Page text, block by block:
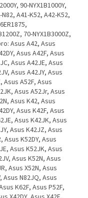
90-NYX1B1000Y,
A41-K52, A42-K52,
70-NYX1B3000Z,
Asus A42, Asus
Asus A42F, Asus
Asus A42JE, Asus
Asus A42JY, Asus
Asus A52F, Asus
Asus A52Jr, Asus
Asus K42, Asus
Asus K42F, Asus
Asus K42JK, Asus
Asus K42JZ, Asus
Asus K52DY, Asus
Asus K52JK, Asus
Asus K52N, Asus
Asus X52N, Asus
Asus N82JQ, Asus
K62F, Asus P52F,